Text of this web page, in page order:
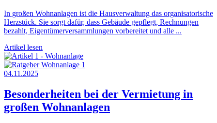
In großen Wohnanlagen ist die Hausverwaltung das organisatorische
Herzstück. Sie sorgt dafür, dass Gebäude gepflegt, Rechnungen
bezahlt, Eigentümerversammlungen vorbereitet und alle ...
Artikel lesen
04.11.2025
Besonderheiten bei der Vermietung in
großen Wohnanlagen